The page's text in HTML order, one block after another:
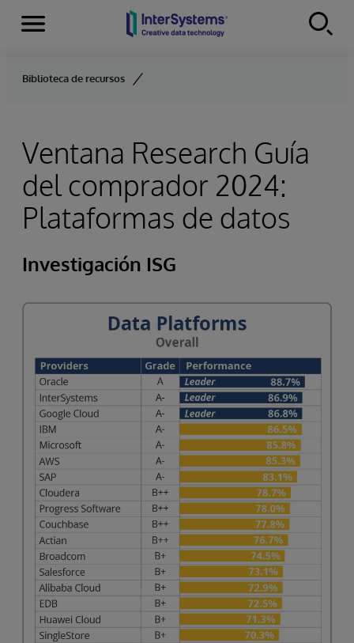
Skip to content
Secciones
Biblioteca de recursos
Ventana Research Guía
del comprador 2024:
Plataformas de datos
Investigación ISG